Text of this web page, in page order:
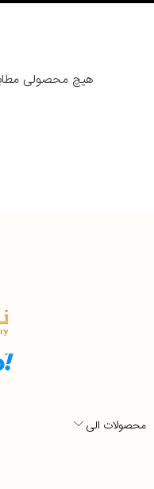
هیچ محصولی
محصولات الی